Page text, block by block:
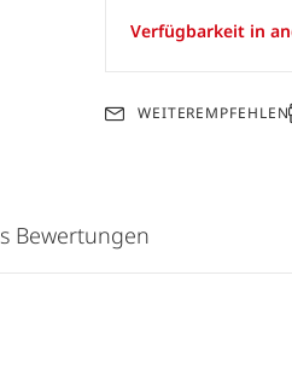
Verfügbarkeit in
WEITEREMPFEHLEN
Bewertungen